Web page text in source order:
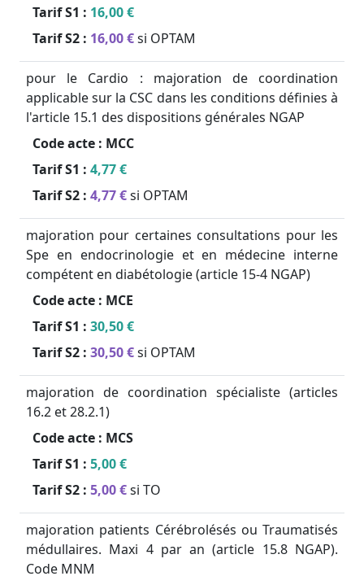
Tarif S1 : 16,00 €
Tarif S2 : 16,00 €si OPTAM
pour le Cardio : majoration de coordination
applicable sur la CSC dans les conditions définies à
l'article 15.1 des dispositions générales NGAP
Code acte : MCC
Tarif S1 : 4,77 €
Tarif S2 : 4,77 €si OPTAM
majoration pour certaines consultations pour les
Spe en endocrinologie et en médecine interne
compétent en diabétologie (article 15-4 NGAP)
Code acte : MCE
Tarif S1 : 30,50 €
Tarif S2 : 30,50 €si OPTAM
majoration de coordination spécialiste (articles
16.2 et 28.2.1)
Code acte : MCS
Tarif S1 : 5,00 €
Tarif S2 : 5,00 €si TO
majoration patients Cérébrolésés ou Traumatisés
médullaires. Maxi 4 par an (article 15.8 NGAP).
Code MNM